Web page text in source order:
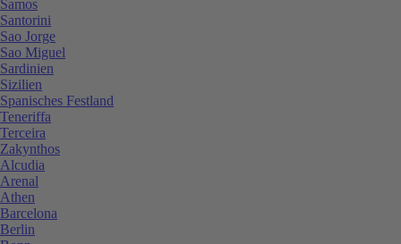
Samos
Santorini
Sao Jorge
Sao Miguel
Sardinien
Sizilien
Spanisches Festland
Teneriffa
Terceira
Zakynthos
Alcudia
Arenal
Athen
Barcelona
Berlin